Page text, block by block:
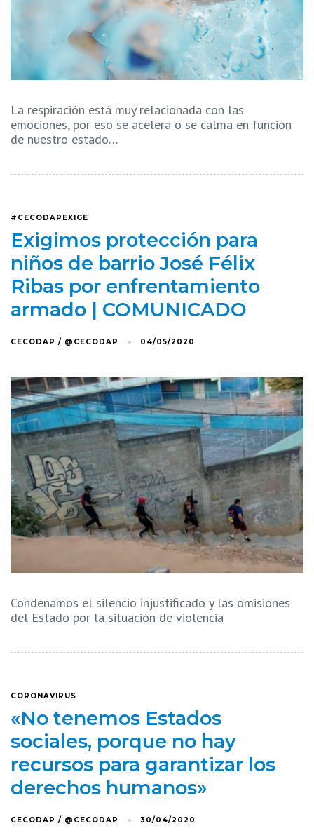
La respiración está muy relacionada con las
emociones, por eso se acelera o se calma en función
de nuestro estado…
#CECODAPEXIGE
Exigimos protección para
niños de barrio José Félix
Ribas por enfrentamiento
armado | COMUNICADO
CECODAP / @CECODAP 04/05/2020
Condenamos el silencio injustificado y las omisiones
del Estado por la situación de violencia
CORONAVIRUS
«No tenemos Estados
sociales, porque no hay
recursos para garantizar los
derechos humanos»
CECODAP / @CECODAP 30/04/2020